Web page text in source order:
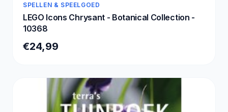
SPELLEN & SPEELGOED
LEGO Icons Chrysant - Botanical Collection -
10368
€24,99